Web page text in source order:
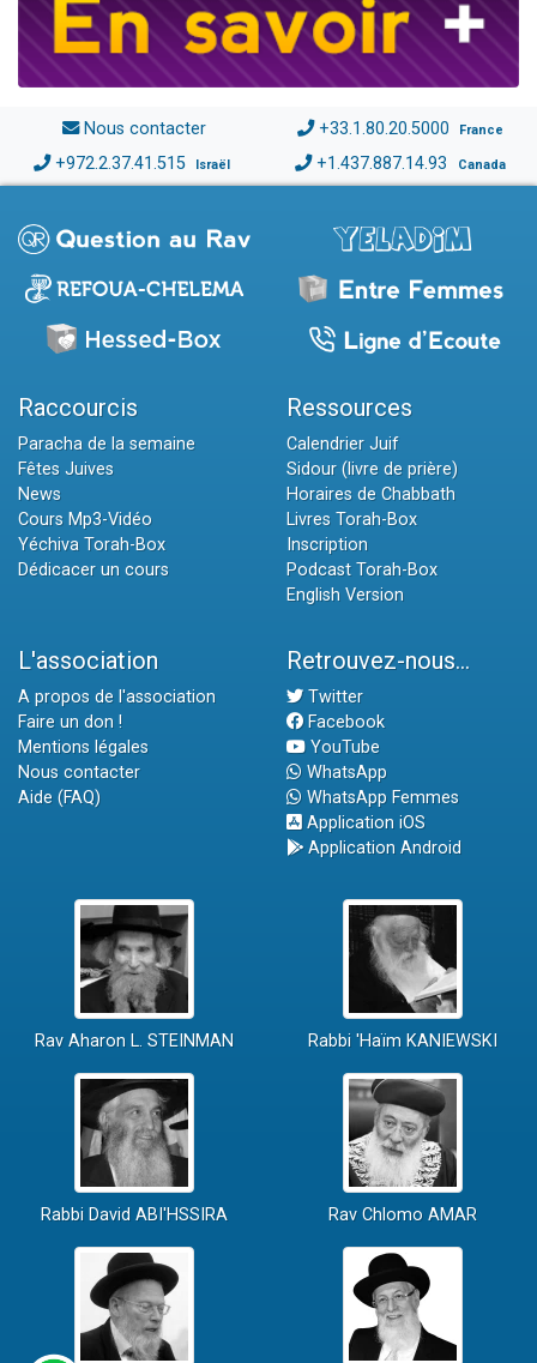
Nous contacter +33.1.80.20.5000 France
+972.2.37.41.515 Israël +1.437.887.14.93 Canada
Raccourcis
Paracha de la semaine
Fêtes Juives
News
Cours Mp3-Vidéo
Yéchiva Torah-Box
Dédicacer un cours
Ressources
Calendrier Juif
Sidour (livre de prière)
Horaires de Chabbath
Livres Torah-Box
Inscription
Podcast Torah-Box
English Version
L'association
A propos de l'association
Faire un don !
Mentions légales
Nous contacter
Aide (FAQ)
Retrouvez-nous...
Twitter
Facebook
YouTube
WhatsApp
WhatsApp Femmes
Application iOS
Application Android
Rav Aharon L. STEINMAN Rabbi 'Haïm KANIEWSKI
Rabbi David ABI'HSSIRA Rav Chlomo AMAR